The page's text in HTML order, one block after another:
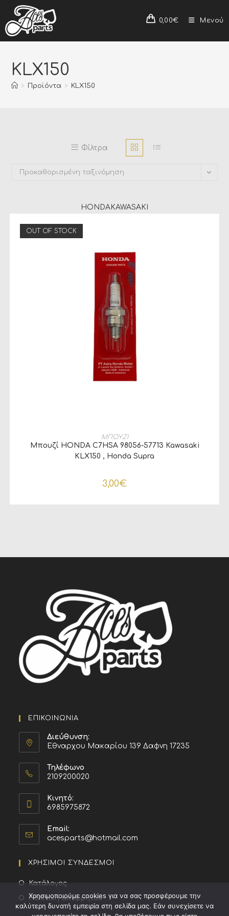
0,00€ Μενού
KLX150
> Προϊόντα > KLX150
Φίλτρα
Προκαθορισμένη ταξινόμηση
HONDAKAWASAKI
OUT OF STOCK
ΔΙΑΒΆΣΤΕ ΠΕΡΙΣΣΌΤΕΡΑ
ΜΠΟΥΖΙ
Μπουζί HONDA C7HSA 98056-57713 Kawasaki
KLX150 , Honda Supra
3,00€
ΕΠΙΚΟΙΝΩΝΙΑ
Διεύθυνση:
Εθναρχου Μακαρίου 139 Δαφνη 17235
Τηλέφωνο
2109200020
Κινητό:
6985975872
Email:
acesparts@hotmail.com
ΧΡΗΣΙΜΟΙ ΣΥΝΔΕΣΜΟΙ
Κατάλογος
Πολιτική απορρήτου
Χρησιμοποιούμε cookies για να σας προσφέρουμε την
καλύτερη δυνατή εμπειρία στη σελίδα μας. Εάν συνεχίσετε να